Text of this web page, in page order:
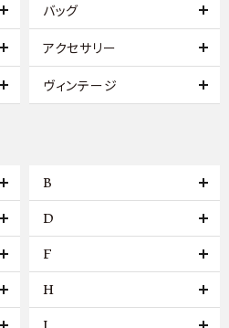
バッグ
アクセサリー
ヴィンテージ
B
D
F
H